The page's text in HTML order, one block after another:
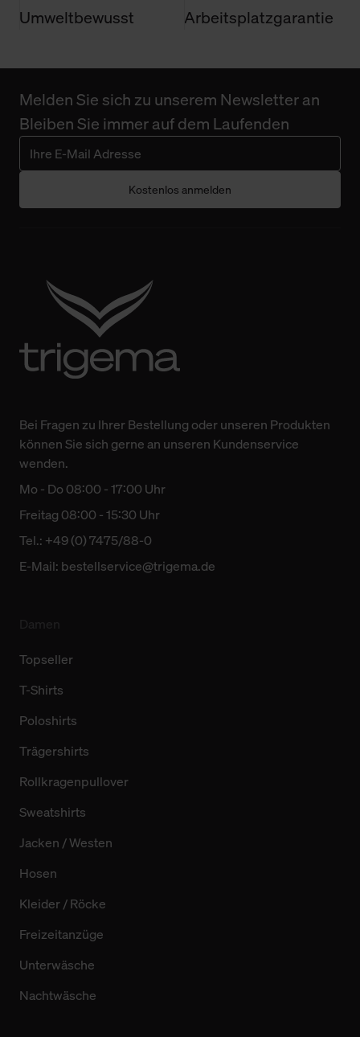
Umweltbewusst Arbeitsplatzgarantie
Melden Sie sich zu unserem Newsletter an
Bleiben Sie immer auf dem Laufenden
Kostenlos anmelden
Bei Fragen zu Ihrer Bestellung oder unseren Produkten
können Sie sich gerne an unseren Kundenservice
wenden.
Mo - Do 08:00 - 17:00 Uhr
Freitag 08:00 - 15:30 Uhr
Tel.: +49 (0) 7475/88-0
E-Mail: bestellservice@trigema.de
Topseller
T-Shirts
Poloshirts
Trägershirts
Rollkragenpullover
Sweatshirts
Jacken / Westen
Hosen
Kleider / Röcke
Freizeitanzüge
Unterwäsche
Nachtwäsche